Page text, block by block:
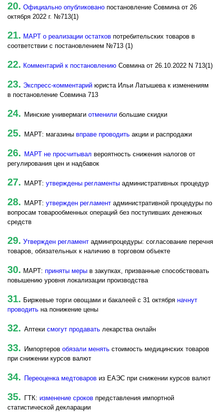
20. Официально опубликовано постановление Совмина от 26
октября 2022 г. №713(1)
21. МАРТ о реализации остатков потребительских товаров в
соответствии с постановлением №713 (1)
22. Комментарий к постановлению Совмина от 26.10.2022 N 713(1)
23. Экспресс-комментарий юриста Ильи Латышева к изменениям
в постановление Совмина 713
24. Минские универмаги отменили большие скидки
25. МАРТ: магазины вправе проводить акции и распродажи
26. МАРТ не просчитывал вероятность снижения налогов от
регулирования цен и надбавок
27. МАРТ: утверждены регламенты административных процедур
28. МАРТ: утвержден регламент административной процедуры по
вопросам товарообменных операций без поступивших денежных
средств
29. Утвержден регламент админпроцедуры: согласование перечня
товаров, обязательных к наличию в торговом объекте
30. МАРТ: приняты меры в закупках, призванные способствовать
повышению уровня локализации производства
31. Биржевые торги овощами и бакалеей с 31 октября начнут
проводить на понижение цены
32. Аптеки смогут продавать лекарства онлайн
33. Импортеров обязали менять стоимость медицинских товаров
при снижении курсов валют
34. Переоценка медтоваров из ЕАЭС при снижении курсов валют
35. ГТК: изменение сроков представления импортной
статистической декларации